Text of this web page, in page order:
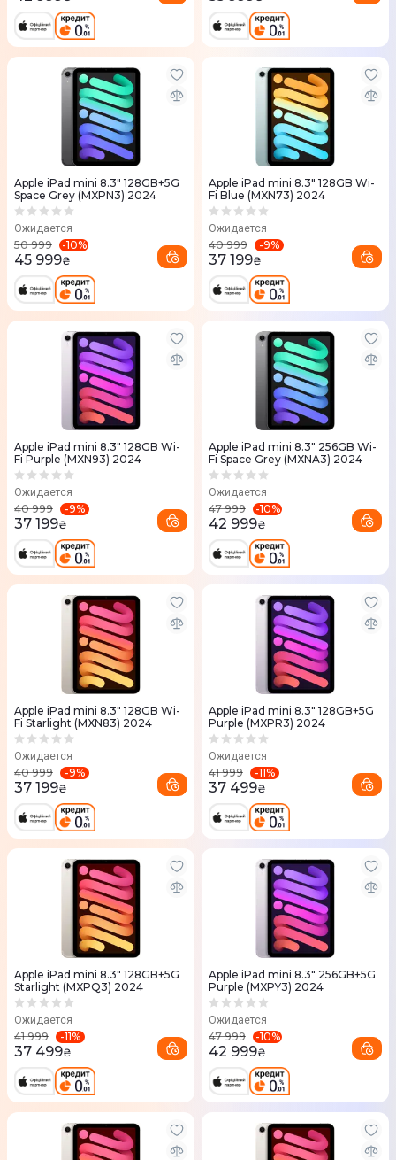
Apple iPad mini 8.3" 128GB+5G
Space Grey (MXPN3) 2024
Ожидается
50 999 -10%
45 999₴
Apple iPad mini 8.3" 128GB Wi-
Fi Blue (MXN73) 2024
Ожидается
40 999 -9%
37 199₴
Apple iPad mini 8.3" 128GB Wi-
Fi Purple (MXN93) 2024
Ожидается
40 999 -9%
37 199₴
Apple iPad mini 8.3" 256GB Wi-
Fi Space Grey (MXNA3) 2024
Ожидается
47 999 -10%
42 999₴
Apple iPad mini 8.3" 128GB Wi-
Fi Starlight (MXN83) 2024
Ожидается
40 999 -9%
37 199₴
Apple iPad mini 8.3" 128GB+5G
Purple (MXPR3) 2024
Ожидается
41 999 -11%
37 499₴
Apple iPad mini 8.3" 128GB+5G
Starlight (MXPQ3) 2024
Ожидается
41 999 -11%
37 499₴
Apple iPad mini 8.3" 256GB+5G
Purple (MXPY3) 2024
Ожидается
47 999 -10%
42 999₴